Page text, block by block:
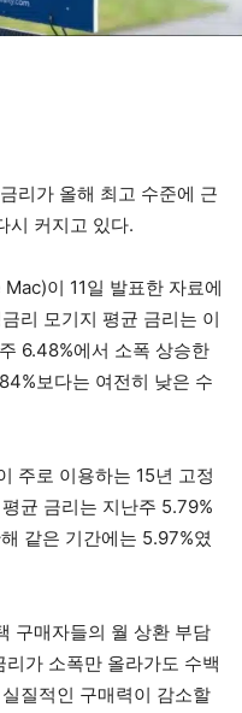
리가 올해 최고 수준에 근
시 커지고 있다.
이 11일 발표한 자료에
리 모기지 평균 금리는 이
6.48%에서 소폭 상승한
보다는 여전히 낮은 수
주로 이용하는 15년 고정
균 금리는 지난주 5.79%
같은 기간에는 5.97%였
구매자들의 월 상환 부담
가 소폭만 올라가도 수백
질적인 구매력이 감소할